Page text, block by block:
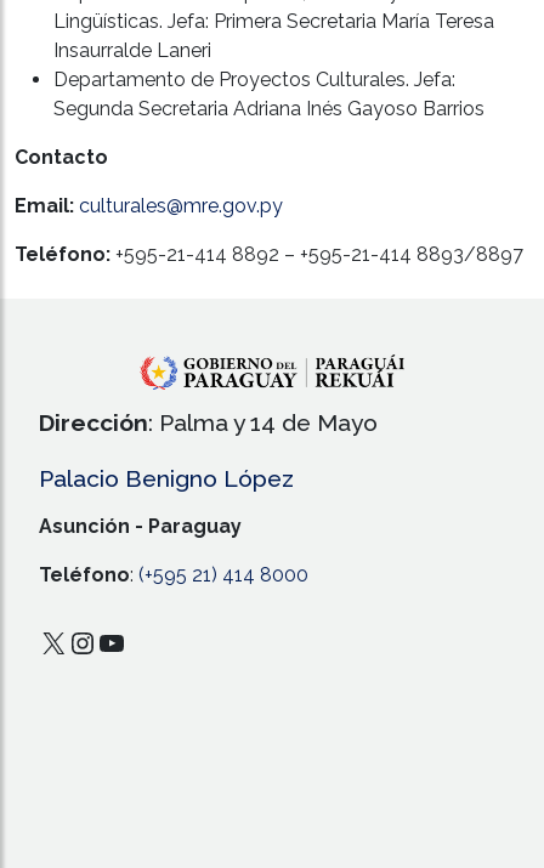
Lingüísticas. Jefa: Primera Secretaria María Teresa
Insaurralde Laneri
Departamento de Proyectos Culturales. Jefa:
Segunda Secretaria Adriana Inés Gayoso Barrios
Contacto
Email: culturales@mre.gov.py
Teléfono: +595-21-414 8892 – +595-21-414 8893/8897
Dirección: Palma y 14 de Mayo
Palacio Benigno López
Asunción - Paraguay
Teléfono: (+595 21) 414 8000
X Instagram
YouTube